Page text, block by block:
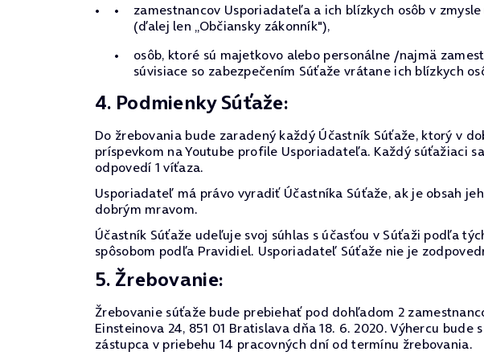
zamestnancov Usporiadateľa a ich blízkych osôb v
(ďalej len „Občiansky zákonník"),
osôb, ktoré sú majetkovo alebo personálne /najmä
súvisiace so zabezpečením Súťaže vrátane ich blízkych
4. Podmienky Súťaže:
Do žrebovania bude zaradený každý Účastník Súťaže, ktorý v
príspevkom na Youtube profile Usporiadateľa. Každý súťažiaci
odpovedí 1 víťaza.
Usporiadateľ má právo vyradiť Účastníka Súťaže, ak je obsah
dobrým mravom.
Účastník Súťaže udeľuje svoj súhlas s účasťou v Súťaži podľa
spôsobom podľa Pravidiel. Usporiadateľ Súťaže nie je
5. Žrebovanie:
Žrebovanie súťaže bude prebiehať pod dohľadom 2
Einsteinova 24, 851 01 Bratislava dňa 18. 6. 2020. Výhercu
zástupca v priebehu 14 pracovných dní od termínu žrebovania.